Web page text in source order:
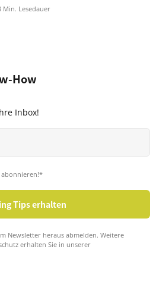
Min. Lesedauer
How
Inbox!
abonnieren!*
Newsletter heraus abmelden. Weitere
erhalten Sie in unserer